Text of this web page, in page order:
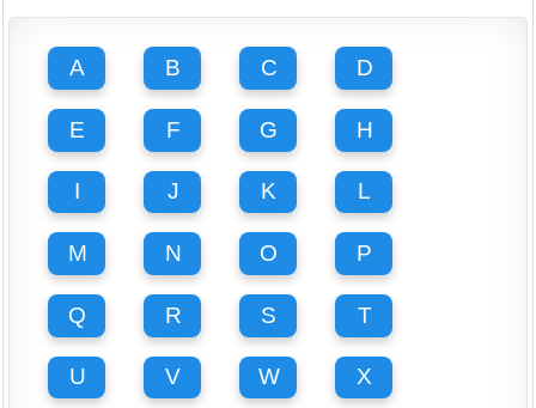
A B C D
E F G H
I J K L
M N O P
Q R S T
U V W X